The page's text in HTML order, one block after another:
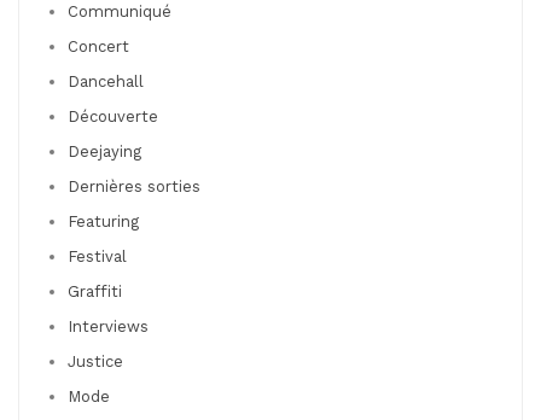
Communiqué
Concert
Dancehall
Découverte
Deejaying
Dernières sorties
Featuring
Festival
Graffiti
Interviews
Justice
Mode